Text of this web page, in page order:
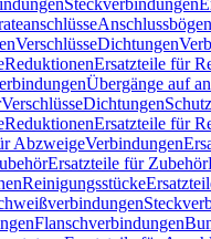
Steckverbindungen
Anschlussbögen
VerschlüsseDichtungen
ReduktionenErsatzteile für
Übergänge auf
VerschlüsseDichtungen
ReduktionenErsatzteile für
AbzweigeVerbindungen
Ersatzteile für Zubehör
Reinigungsstücke
Flanschverbindungen